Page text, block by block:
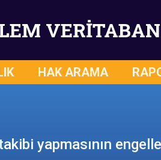
HAK ARAMA
yapmasının